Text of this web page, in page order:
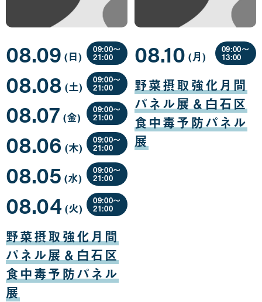
野菜摂取強化月間
パネル展＆白石区
食中毒予防パネル
展
08.04
月
04
日
(火曜
日
)
09:00〜
21:00
08.05
月
05
(水曜
日
)
09:00〜
21:00
08.06
月
06
(木曜
日
)
09:00〜
21:00
08.07
月
07
(金曜
日
)
09:00〜
21:00
08.08
月
08
(土曜
日
)
09:00〜
21:00
08.09
月
09
日
(日曜
日
)
09:00〜
21:00
野菜摂取強化月間
パネル展＆白石区
食中毒予防パネル
展
08.10
月
10
日
(月曜
日
)
09:00〜
13:00